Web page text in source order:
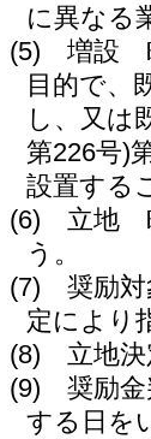
に異なる
(5)
増設
目的で、
し、又は
第226号)
設置する
(6)
立地
う。
(7)
奨励
定により
(8)
立地
(9)
奨励
する日を